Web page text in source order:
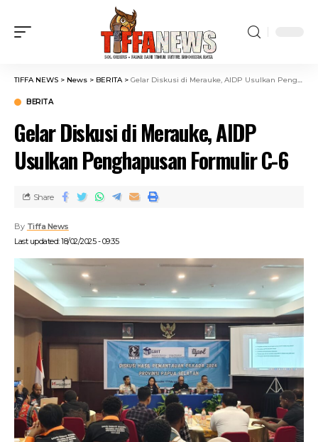
TIFFA NEWS > News > BERITA> Gelar Diskusi di Merauke, AIDP Usulkan Penghapusan Formulir C-6
BERITA
Gelar Diskusi di Merauke, AIDP
Usulkan Penghapusan Formulir C-6
Last updated: 18/02/2025 - 09:35
By Tiffa News
Share